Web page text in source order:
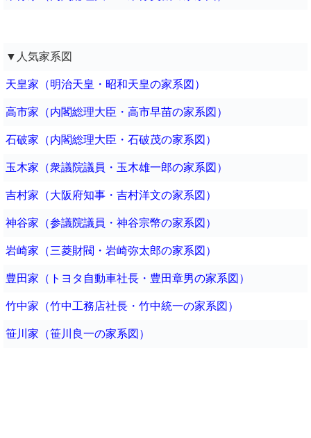
▼人気家系図
天皇家（明治天皇・昭和天皇の家系図）
高市家（内閣総理大臣・高市早苗の家系図）
石破家（内閣総理大臣・石破茂の家系図）
玉木家（衆議院議員・玉木雄一郎の家系図）
吉村家（大阪府知事・吉村洋文の家系図）
神谷家（参議院議員・神谷宗幣の家系図）
岩崎家（三菱財閥・岩崎弥太郎の家系図）
豊田家（トヨタ自動車社長・豊田章男の家系図）
竹中家（竹中工務店社長・竹中統一の家系図）
笹川家（笹川良一の家系図）